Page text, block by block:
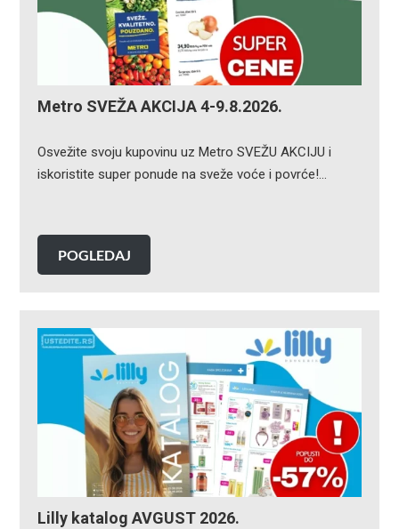
Metro SVEŽA AKCIJA 4-9.8.2026.
Osvežite svoju kupovinu uz Metro SVEŽU AKCIJU i
iskoristite super ponude na sveže voće i povrće!…
POGLEDAJ
Lilly katalog AVGUST 2026.